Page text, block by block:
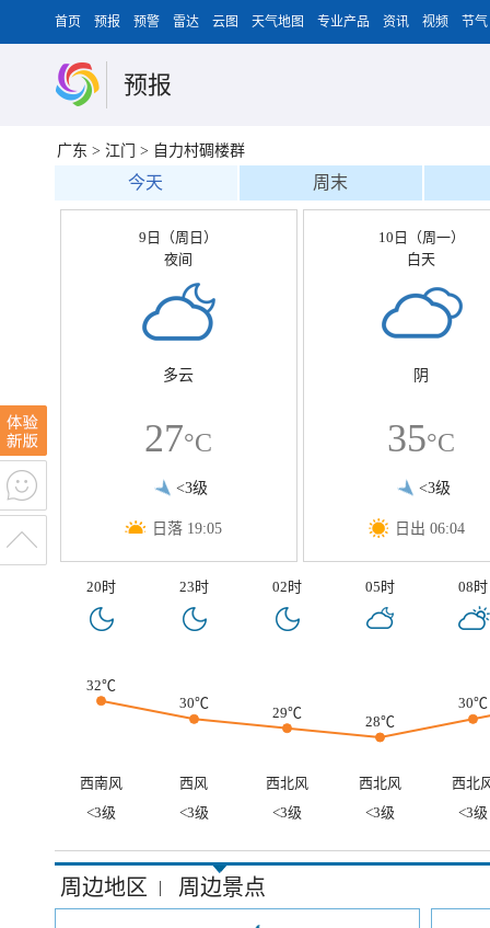
首页 预报 预警 雷达 云图 天气地图 专业产品 资讯 视频 节气
预报
广东 > 江门 > 自力村碉楼群
今天 周末
9日（周日）
夜间
多云
27°C
<3级
日落 19:05
10日（周一）
白天
阴
35°C
<3级
日出 06:04
20时 23时 02时 05时 08时
32℃
30℃
29℃
28℃
30℃
西南风 西风 西北风 西北风
西北
<3级
<3级 <3级 <3级 <3级
周边地区 | 周边景点